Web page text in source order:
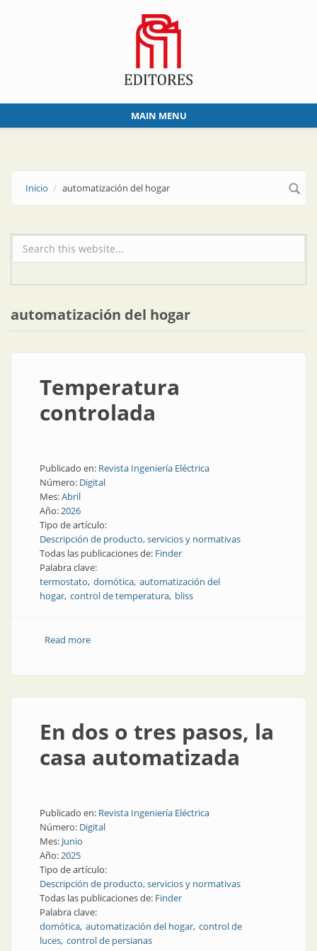
MAIN MENU
Inicio automatización del hogar
Formulario de búsqueda
automatización del hogar
Temperatura
controlada
Publicado en: Revista Ingeniería Eléctrica
Número: Digital
Mes:Abril
Año:2026
Tipo de artículo:
Descripción de producto, servicios y normativas
Todas las publicaciones de: Finder
Palabra clave:
termostato domótica automatización del
hogar control de temperatura bliss
Read moreabout Temperatura controlada
En dos o tres pasos, la
casa automatizada
Publicado en: Revista Ingeniería Eléctrica
Número: Digital
Mes: Junio
Año:2025
Tipo de artículo:
Descripción de producto, servicios y normativas
Todas las publicaciones de: Finder
Palabra clave:
domótica automatización del hogar control de
luces control de persianas